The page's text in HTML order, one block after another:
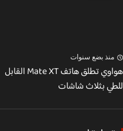
بضع سنوات
هواوي تطلق هاتف Mate XT القابل
بثلاث شاشات